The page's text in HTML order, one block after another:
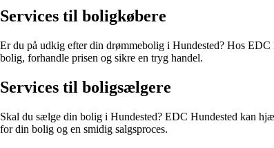
Services til boligkøbere
Er du på udkig efter din drømmebolig i Hundested? Hos EDC
bolig, forhandle prisen og sikre en tryg handel.
Services til boligsælgere
Skal du sælge din bolig i Hundested? EDC Hundested kan
for din bolig og en smidig salgsproces.